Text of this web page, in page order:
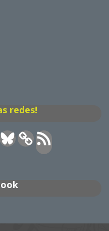
redes!
Bluesky Feed
RSS